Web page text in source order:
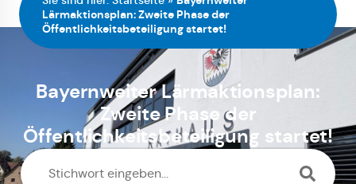
Lärmaktionsplan: Zweite Phase der
Öffentlichkeitsbeteiligung startet!
Bayernweiter Lärmaktionsplan:
Zweite Phase der
Öffentlichkeitsbeteiligung startet!